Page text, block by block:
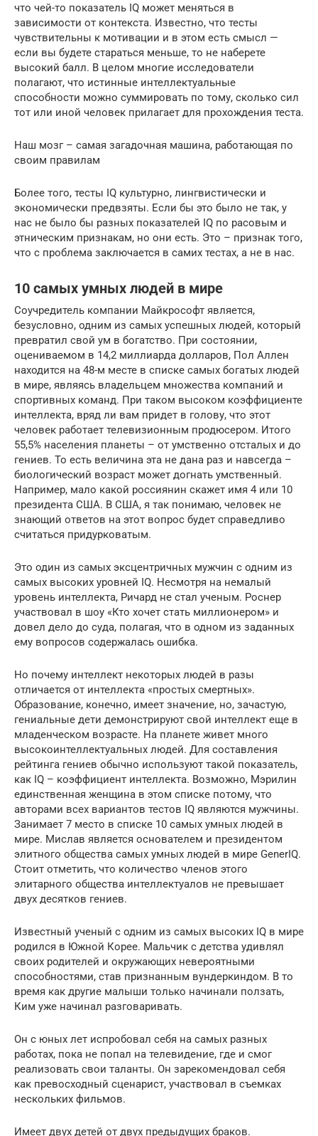
что чей-то показатель IQ может меняться в
зависимости от контекста. Известно, что тесты
чувствительны к мотивации и в этом есть смысл —
если вы будете стараться меньше, то не наберете
высокий балл. В целом многие исследователи
полагают, что истинные интеллектуальные
способности можно суммировать по тому, сколько сил
тот или иной человек прилагает для прохождения теста.
Наш мозг – самая загадочная машина, работающая по
своим правилам
Более того, тесты IQ культурно, лингвистически и
экономически предвзяты. Если бы это было не так, у
нас не было бы разных показателей IQ по расовым и
этническим признакам, но они есть. Это – признак того,
что с проблема заключается в самих тестах, а не в нас.
10 самых умных людей в мире
Соучредитель компании Майкрософт является,
безусловно, одним из самых успешных людей, который
превратил свой ум в богатство. При состоянии,
оцениваемом в 14,2 миллиарда долларов, Пол Аллен
находится на 48-м месте в списке самых богатых людей
в мире, являясь владельцем множества компаний и
спортивных команд. При таком высоком коэффициенте
интеллекта, вряд ли вам придет в голову, что этот
человек работает телевизионным продюсером. Итого
55,5% населения планеты – от умственно отсталых и до
гениев. То есть величина эта не дана раз и навсегда –
биологический возраст может догнать умственный.
Например, мало какой россиянин скажет имя 4 или 10
президента США. В США, я так понимаю, человек не
знающий ответов на этот вопрос будет справедливо
считаться придурковатым.
Это один из самых эксцентричных мужчин с одним из
самых высоких уровней IQ. Несмотря на немалый
уровень интеллекта, Ричард не стал ученым. Роснер
участвовал в шоу «Кто хочет стать миллионером» и
довел дело до суда, полагая, что в одном из заданных
ему вопросов содержалась ошибка.
Но почему интеллект некоторых людей в разы
отличается от интеллекта «простых смертных».
Образование, конечно, имеет значение, но, зачастую,
гениальные дети демонстрируют свой интеллект еще в
младенческом возрасте. На планете живет много
высокоинтеллектуальных людей. Для составления
рейтинга гениев обычно используют такой показатель,
как IQ – коэффициент интеллекта. Возможно, Мэрилин
единственная женщина в этом списке потому, что
авторами всех вариантов тестов IQ являются мужчины.
Занимает 7 место в списке 10 самых умных людей в
мире. Мислав является основателем и президентом
элитного общества самых умных людей в мире GenerIQ.
Стоит отметить, что количество членов этого
элитарного общества интеллектуалов не превышает
двух десятков гениев.
Известный ученый с одним из самых высоких IQ в мире
родился в Южной Корее. Мальчик с детства удивлял
своих родителей и окружающих невероятными
способностями, став признанным вундеркиндом. В то
время как другие малыши только начинали ползать,
Ким уже начинал разговаривать.
Он с юных лет испробовал себя на самых разных
работах, пока не попал на телевидение, где и смог
реализовать свои таланты. Он зарекомендовал себя
как превосходный сценарист, участвовал в съемках
нескольких фильмов.
Имеет двух детей от двух предыдущих браков.